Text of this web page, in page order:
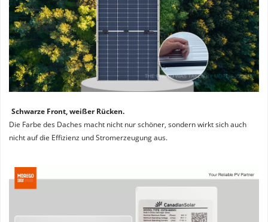
Schwarze Front, weißer Rücken.
Die Farbe des Daches macht nicht nur schöner, sondern wirkt sich auch
nicht auf die Effizienz und Stromerzeugung aus.